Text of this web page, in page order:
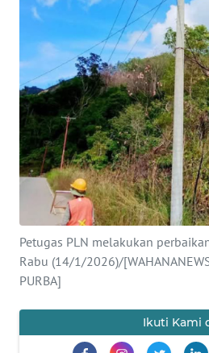
Petugas PLN melakukan
Rabu (14/1/2026)/
PURBA]
Ikuti Kami
BERITA
KONTAK
KAMI
INFO
IKLAN
TENTANG
PEDOMAN
MEDIA
SIBER